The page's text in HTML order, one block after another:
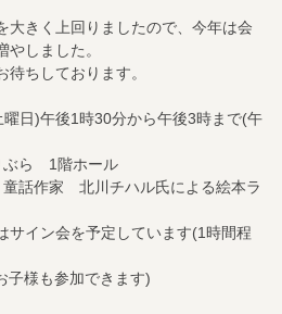
大きく上回りましたので、今年は会
しました。
ちしております。
日)午後1時30分から午後3時まで(午
ぶら 1階ホール
話作家 北川チハル氏による絵本ラ
会を予定しています(1時間程
様も参加できます)